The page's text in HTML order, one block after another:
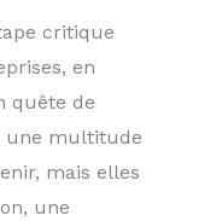
critique
en
quête de
une multitude
mais elles
une